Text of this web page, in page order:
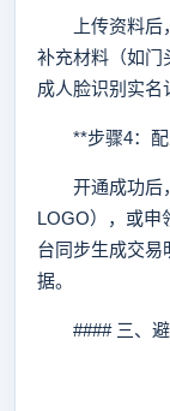
上传资料后，
补充材料（如门
成人脸识别实名
**步骤4：配
开通成功后，
LOGO），或申
台同步生成交易
据。
#### 三、避